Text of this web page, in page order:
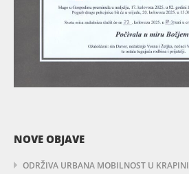
NOVE OBJAVE
ODRŽIVA URBANA MOBILNOST U KRAPINI